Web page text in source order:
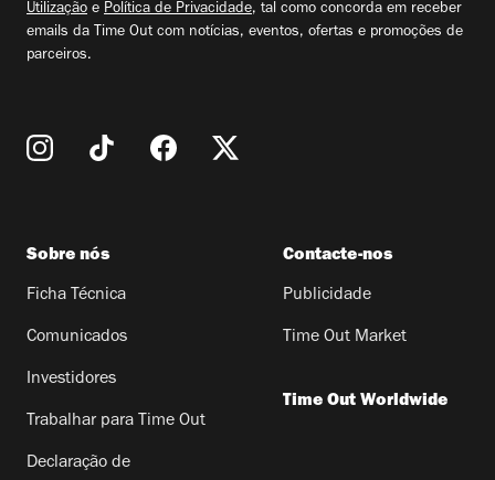
Utilização e Política de Privacidade, tal como concorda em receber
emails da Time Out com notícias, eventos, ofertas e promoções de
parceiros.
Sobre nós
Ficha Técnica
Comunicados
Investidores
Trabalhar para Time Out
Declaração de
Contacte-nos
Publicidade
Time Out Market
Time Out Worldwide